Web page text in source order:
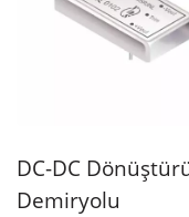
DC-DC
Demiryolu